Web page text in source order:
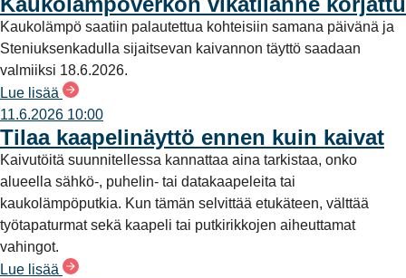
Kaukolämpö saatiin palautettua kohteisiin samana päivänä ja
Steniuksenkadulla sijaitsevan kaivannon täyttö saadaan
valmiiksi 18.6.2026.
Lue lisää
11.6.2026 10:00
Tilaa kaapelinäyttö ennen kuin kaivat
Kaivutöitä suunnitellessa kannattaa aina tarkistaa, onko
alueella sähkö-, puhelin- tai datakaapeleita tai
kaukolämpöputkia. Kun tämän selvittää etukäteen, välttää
työtapaturmat sekä kaapeli tai putkirikkojen aiheuttamat
vahingot.
Lue lisää